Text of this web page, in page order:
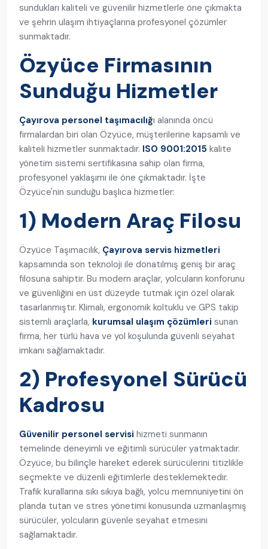
sundukları kaliteli ve güvenilir hizmetlerle öne çıkmakta
ve şehrin ulaşım ihtiyaçlarına profesyonel çözümler
sunmaktadır.
Özyüce Firmasının
Sunduğu Hizmetler
Çayırova personel taşımacılığı alanında öncü
firmalardan biri olan Özyüce, müşterilerine kapsamlı ve
kaliteli hizmetler sunmaktadır. ISO 9001:2015 kalite
yönetim sistemi sertifikasına sahip olan firma,
profesyonel yaklaşımı ile öne çıkmaktadır. İşte
Özyüce'nin sunduğu başlıca hizmetler:
1) Modern Araç Filosu
Özyüce Taşımacılık, Çayırova servis hizmetleri
kapsamında son teknoloji ile donatılmış geniş bir araç
filosuna sahiptir. Bu modern araçlar, yolcuların konforunu
ve güvenliğini en üst düzeyde tutmak için özel olarak
tasarlanmıştır. Klimalı, ergonomik koltuklu ve GPS takip
sistemli araçlarla, kurumsal ulaşım çözümleri sunan
firma, her türlü hava ve yol koşulunda güvenli seyahat
imkanı sağlamaktadır.
2) Profesyonel Sürücü
Kadrosu
Güvenilir personel servisi hizmeti sunmanın
temelinde deneyimli ve eğitimli sürücüler yatmaktadır.
Özyüce, bu bilinçle hareket ederek sürücülerini titizlikle
seçmekte ve düzenli eğitimlerle desteklemektedir.
Trafik kurallarına sıkı sıkıya bağlı, yolcu memnuniyetini ön
planda tutan ve stres yönetimi konusunda uzmanlaşmış
sürücüler, yolcuların güvenle seyahat etmesini
sağlamaktadır.